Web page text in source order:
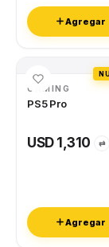
Agregar
GAMING
PS5 Pro
USD 1,310 ⇄
Agregar